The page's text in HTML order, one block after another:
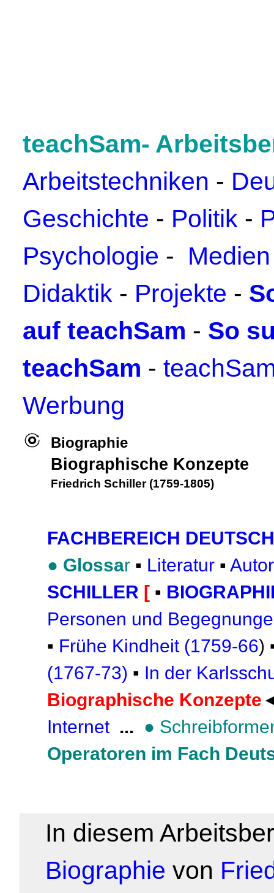
teachSam-
Arbeitstechniken -
Geschichte - Politik -
Psychologie - Medien
Didaktik - Projekte -
auf teachSam - So
teachSam -
Werbung
Biographie
Biographische Konzepte
Friedrich Schiller (1759-1805)
FACHBEREICH DEUTSCH
● Glossar ▪ Literatur ▪
SCHILLER [ ▪
Personen und
▪ Frühe Kindheit (1759-66)
(1767-73) ▪ In der
Biographische Konzepte
Internet ... ●
Operatoren im Fach
In diesem
Biographie von